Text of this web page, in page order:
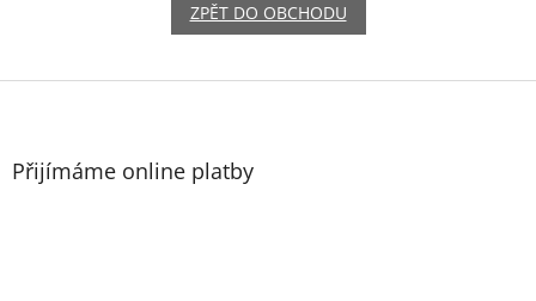
ZPĚT DO OBCHODU
Z
Přijímáme online platby